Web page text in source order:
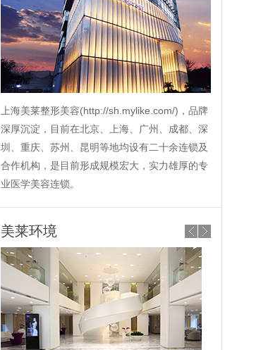
上海美莱整形美容(http://sh.mylike.com/)，品牌
深厚沉淀，目前在北京、上海、广州、成都、深
圳、重庆、苏州、昆明等地均设有二十余连锁及
合作机构，是目前形成规模宏大，实力雄厚的专
业医学美容连锁。
美莱环境